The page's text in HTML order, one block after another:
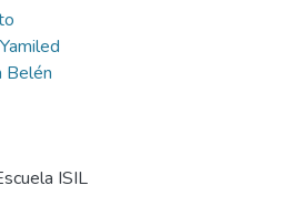
Belén
ISIL